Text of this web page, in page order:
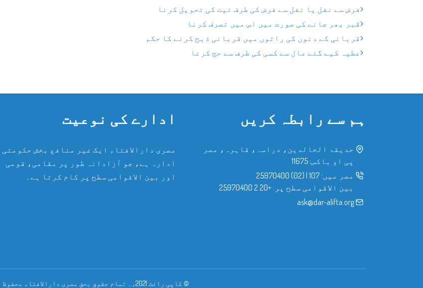
فرض سے نفل یا نفل سے فرض کی طرف نیت کی تحویل کرنا
قبر بھر جانے کی صورت میں اس میں تصرف کرنا
قربانی کے دنوں کی راتوں میں قربانی ذبح کرنے کا حکم
عطیہ کیے گئے مال سے کسی کی طرف سے حج کرنا
ہم سے رابطہ کریں
حدیقۃ الخالدین، دراسہ، قاہرہ، مصر
پی او باکس: 11675
مصر میں: 107
(02) 25970400
بین الاقوامی سطح پر: +20 2 25970400
ask@dar-alifta.org
ادارے کی نوعیت
مصری دارالافتاء ایک غیر منافع بخش حکومتی
ادارہ ہے، جو آزادانہ طور پر مقامی، قومی
اور بین الاقوامی سطح پر کام کرتا ہے۔
© کاپی رائٹ 2021ء۔ تمام حقوق بحق مصری دارالافتاء محفوظ ہیں۔